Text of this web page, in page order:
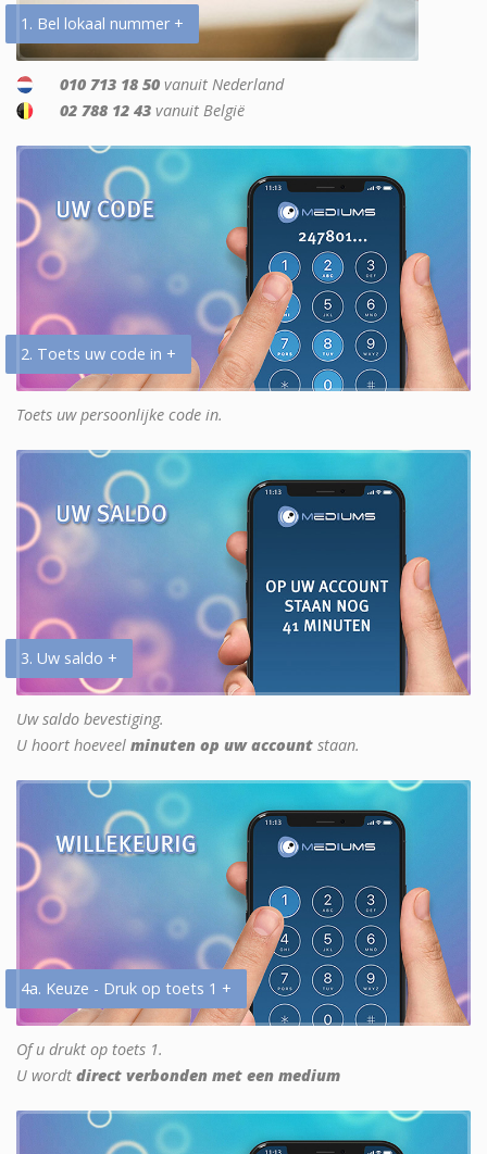
1. Bel lokaal nummer +
010 713 18 50 vanuit Nederland
02 788 12 43 vanuit België
2. Toets uw code in +
Toets uw persoonlijke code in.
3. Uw saldo +
Uw saldo bevestiging.
U hoort hoeveel minuten op uw account staan.
4a. Keuze - Druk op toets 1 +
Of u drukt op toets 1.
U wordt direct verbonden met een medium